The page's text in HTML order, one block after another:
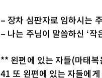
– 장차 심판자로 임하시는
– 나는 주님이 말씀하신 ‘작
** 왼편에 있는 자들(마태
41 또 왼편에 있는 자들에